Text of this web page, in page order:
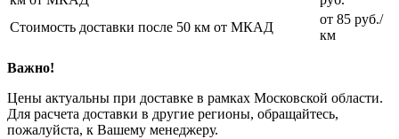
Стоимость доставки после 50 км от МКАД
от 85 руб./
км
Важно!
Цены актуальны при доставке в рамках Московской области.
Для расчета доставки в другие регионы, обращайтесь,
пожалуйста, к Вашему менеджеру.